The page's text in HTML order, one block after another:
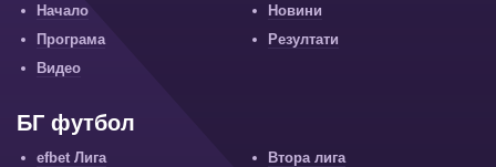
Начало
Новини
Програма
Резултати
Видео
БГ футбол
efbet Лига
Втора лига